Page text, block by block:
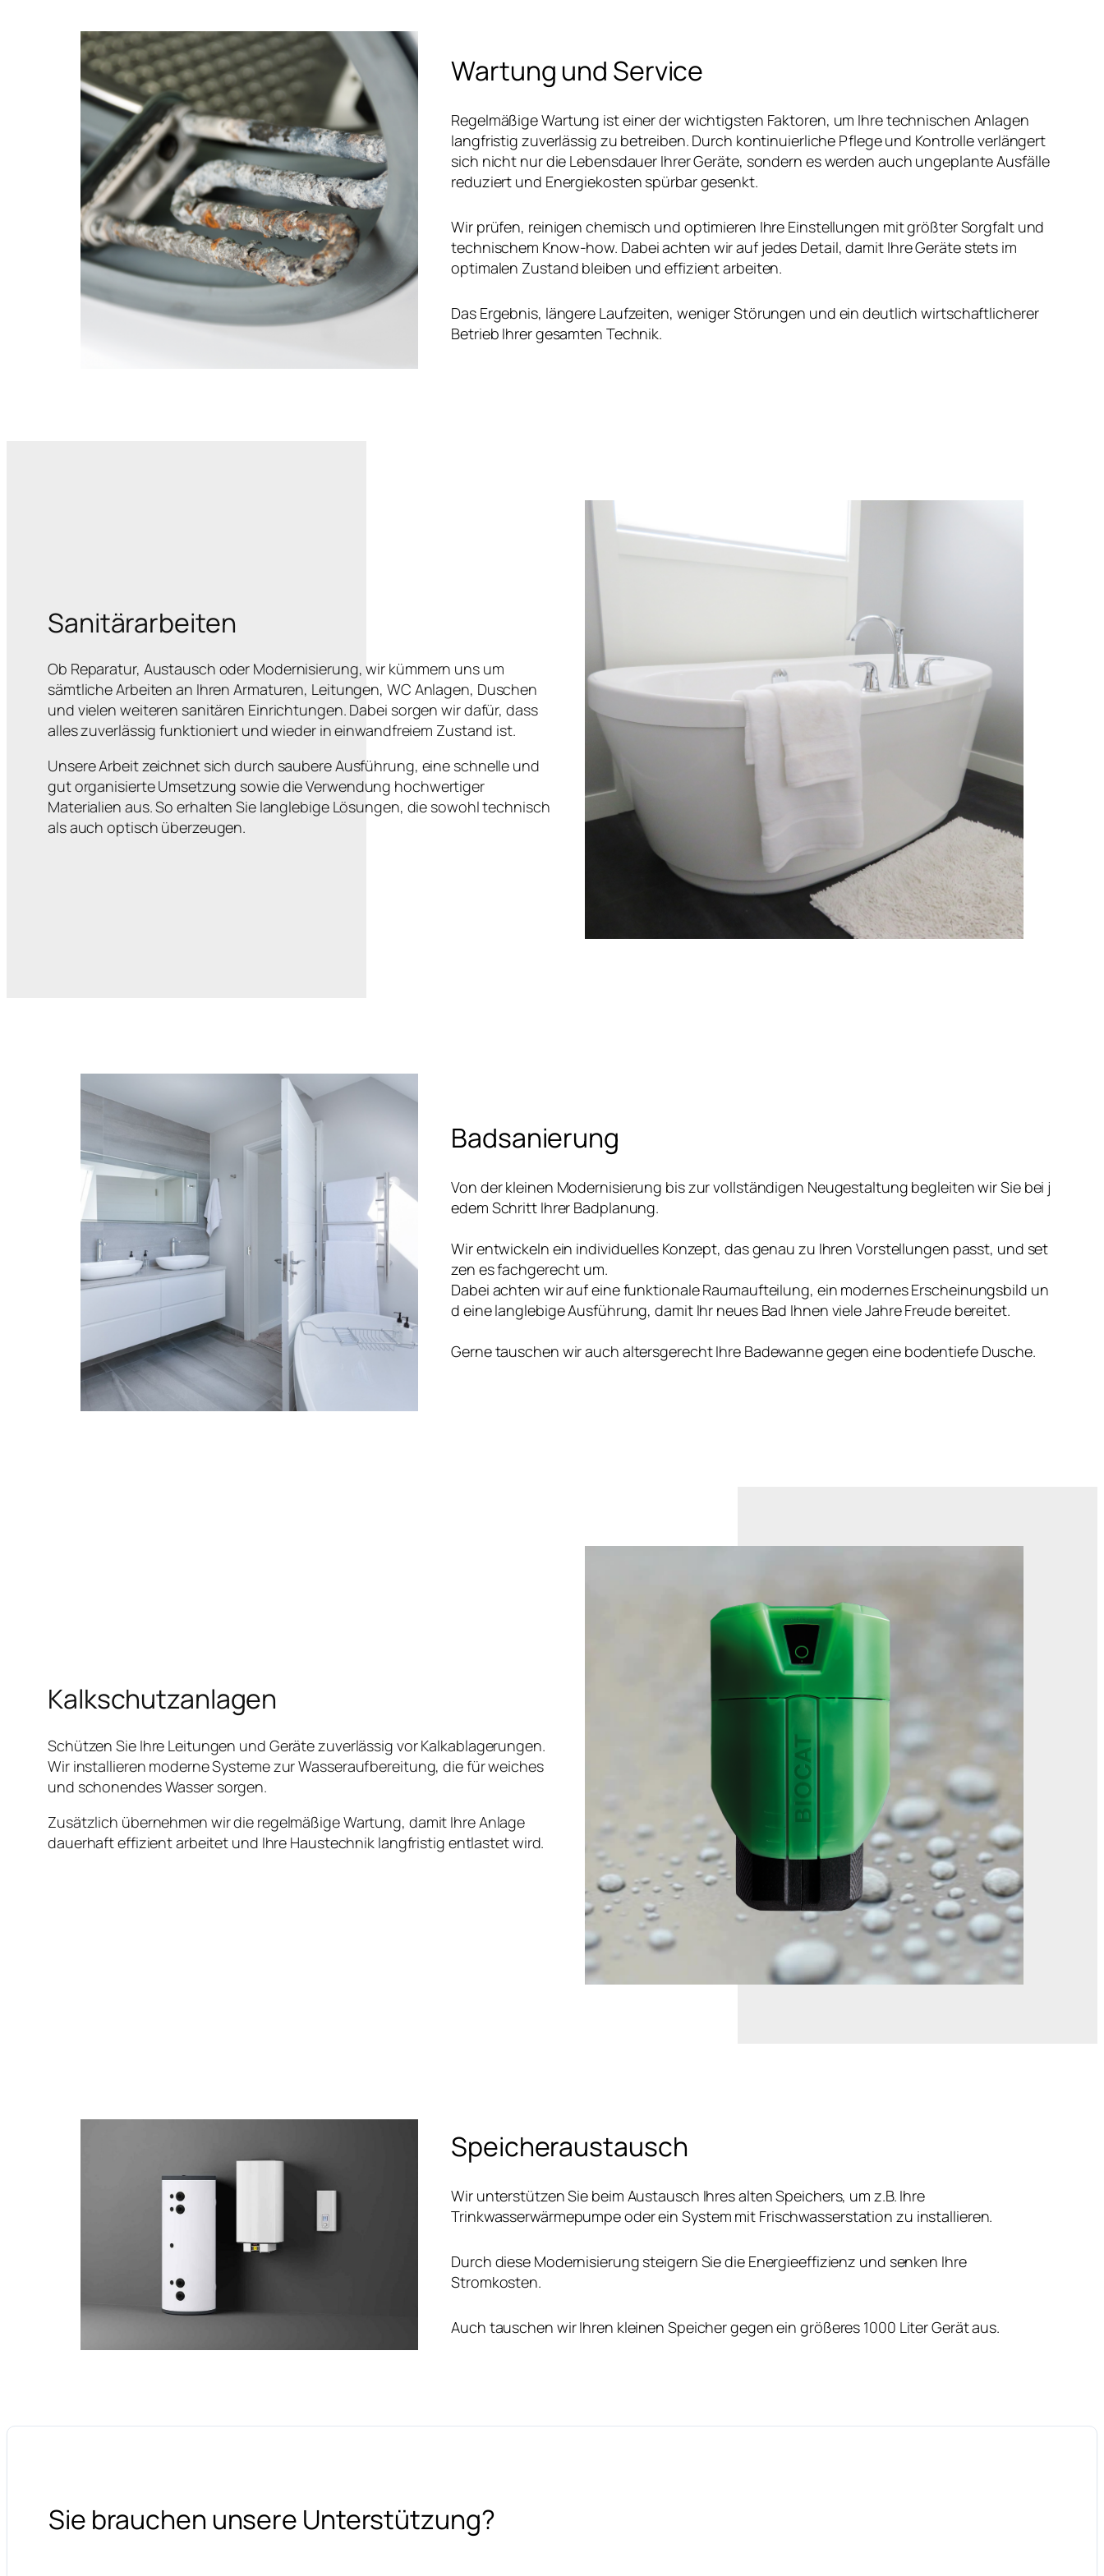
Wartung und Service
Regelmäßige Wartung ist einer der wichtigsten Faktoren, um Ihre technischen Anlagen
langfristig zuverlässig zu betreiben. Durch kontinuierliche Pflege und Kontrolle verlängert
sich nicht nur die Lebensdauer Ihrer Geräte, sondern es werden auch ungeplante Ausfälle
reduziert und Energiekosten spürbar gesenkt.
Wir prüfen, reinigen chemisch und optimieren Ihre Einstellungen mit größter Sorgfalt und
technischem Know-how. Dabei achten wir auf jedes Detail, damit Ihre Geräte stets im
optimalen Zustand bleiben und effizient arbeiten.
Das Ergebnis, längere Laufzeiten, weniger Störungen und ein deutlich wirtschaftlicherer
Betrieb Ihrer gesamten Technik.
Sanitärarbeiten
Ob Reparatur, Austausch oder Modernisierung, wir kümmern uns um
sämtliche Arbeiten an Ihren Armaturen, Leitungen, WC Anlagen, Duschen
und vielen weiteren sanitären Einrichtungen. Dabei sorgen wir dafür, dass
alles zuverlässig funktioniert und wieder in einwandfreiem Zustand ist.
Unsere Arbeit zeichnet sich durch saubere Ausführung, eine schnelle und
gut organisierte Umsetzung sowie die Verwendung hochwertiger
Materialien aus. So erhalten Sie langlebige Lösungen, die sowohl technisch
als auch optisch überzeugen.
Badsanierung
Von der kleinen Modernisierung bis zur vollständigen Neugestaltung begleiten wir Sie bei j
edem Schritt Ihrer Badplanung.
Wir entwickeln ein individuelles Konzept, das genau zu Ihren Vorstellungen passt, und set
zen es fachgerecht um.
Dabei achten wir auf eine funktionale Raumaufteilung, ein modernes Erscheinungsbild un
d eine langlebige Ausführung, damit Ihr neues Bad Ihnen viele Jahre Freude bereitet.
Gerne tauschen wir auch altersgerecht Ihre Badewanne gegen eine bodentiefe Dusche.
Kalkschutzanlagen
Schützen Sie Ihre Leitungen und Geräte zuverlässig vor Kalkablagerungen.
Wir installieren moderne Systeme zur Wasseraufbereitung, die für weiches
und schonendes Wasser sorgen.
Zusätzlich übernehmen wir die regelmäßige Wartung, damit Ihre Anlage
dauerhaft effizient arbeitet und Ihre Haustechnik langfristig entlastet wird.
Speicheraustausch
Wir unterstützen Sie beim Austausch Ihres alten Speichers, um z.B. Ihre
Trinkwasserwärmepumpe oder ein System mit Frischwasserstation zu installieren.
Durch diese Modernisierung steigern Sie die Energieeffizienz und senken Ihre
Stromkosten.
Auch tauschen wir Ihren kleinen Speicher gegen ein größeres 1000 Liter Gerät aus.
Sie brauchen unsere Unterstützung?